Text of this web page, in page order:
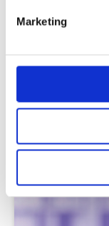
Marketing